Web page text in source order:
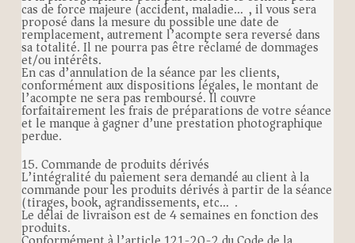
cas de force majeure (accident, maladie…), il vous sera
proposé dans la mesure du possible une date de
remplacement, autrement l’acompte sera reversé dans
sa totalité. Il ne pourra pas être réclamé de dommages
et/ou intérêts.
En cas d’annulation de la séance par les clients,
conformément aux dispositions légales, le montant de
l’acompte ne sera pas remboursé. Il couvre
forfaitairement les frais de préparations de votre séance
et le manque à gagner d’une prestation photographique
perdue.
15. Commande de produits dérivés
L’intégralité du paiement sera demandé au client à la
commande pour les produits dérivés à partir de la séance
(tirages, book, agrandissements, etc…).
Le délai de livraison est de 4 semaines en fonction des
produits.